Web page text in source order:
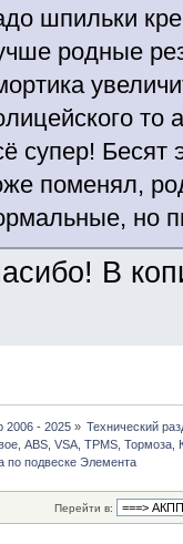
шпильки
родные
то
супер! Бесят
поменял,
но
В
2006 - 2025» Технический
ABS, VSA, TPMS, Тормоза,
по подвеске Элемента
Перейти в: